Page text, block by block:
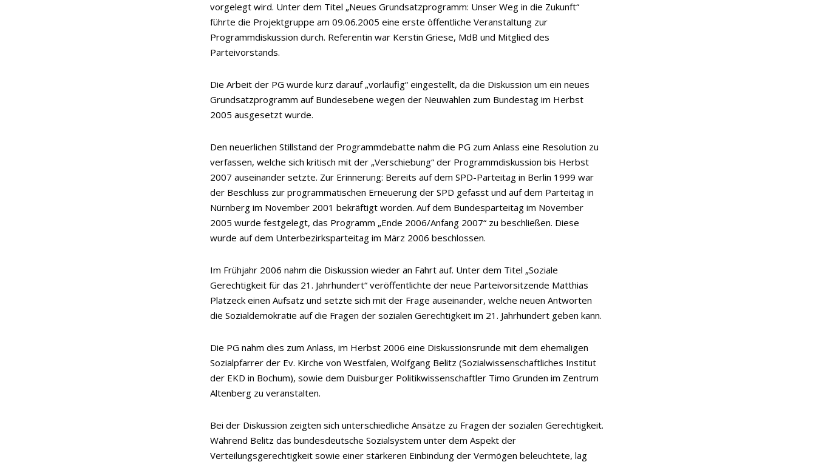
vorgelegt wird. Unter dem Titel „Neues Grundsatzprogramm: Unser Weg in die Zukunft“
führte die Projektgruppe am 09.06.2005 eine erste öffentliche Veranstaltung zur
Programmdiskussion durch. Referentin war Kerstin Griese, MdB und Mitglied des
Parteivorstands.
Die Arbeit der PG wurde kurz darauf „vorläufig“ eingestellt, da die Diskussion um ein neues
Grundsatzprogramm auf Bundesebene wegen der Neuwahlen zum Bundestag im Herbst
2005 ausgesetzt wurde.
Den neuerlichen Stillstand der Programmdebatte nahm die PG zum Anlass eine Resolution zu
verfassen, welche sich kritisch mit der „Verschiebung“ der Programmdiskussion bis Herbst
2007 auseinander setzte. Zur Erinnerung: Bereits auf dem SPD-Parteitag in Berlin 1999 war
der Beschluss zur programmatischen Erneuerung der SPD gefasst und auf dem Parteitag in
Nürnberg im November 2001 bekräftigt worden. Auf dem Bundesparteitag im November
2005 wurde festgelegt, das Programm „Ende 2006/Anfang 2007“ zu beschließen. Diese
wurde auf dem Unterbezirksparteitag im März 2006 beschlossen.
Im Frühjahr 2006 nahm die Diskussion wieder an Fahrt auf. Unter dem Titel „Soziale
Gerechtigkeit für das 21. Jahrhundert“ veröffentlichte der neue Parteivorsitzende Matthias
Platzeck einen Aufsatz und setzte sich mit der Frage auseinander, welche neuen Antworten
die Sozialdemokratie auf die Fragen der sozialen Gerechtigkeit im 21. Jahrhundert geben kann.
Die PG nahm dies zum Anlass, im Herbst 2006 eine Diskussionsrunde mit dem ehemaligen
Sozialpfarrer der Ev. Kirche von Westfalen, Wolfgang Belitz (Sozialwissenschaftliches Institut
der EKD in Bochum), sowie dem Duisburger Politikwissenschaftler Timo Grunden im Zentrum
Altenberg zu veranstalten.
Bei der Diskussion zeigten sich unterschiedliche Ansätze zu Fragen der sozialen Gerechtigkeit.
Während Belitz das bundesdeutsche Sozialsystem unter dem Aspekt der
Verteilungsgerechtigkeit sowie einer stärkeren Einbindung der Vermögen beleuchtete, lag